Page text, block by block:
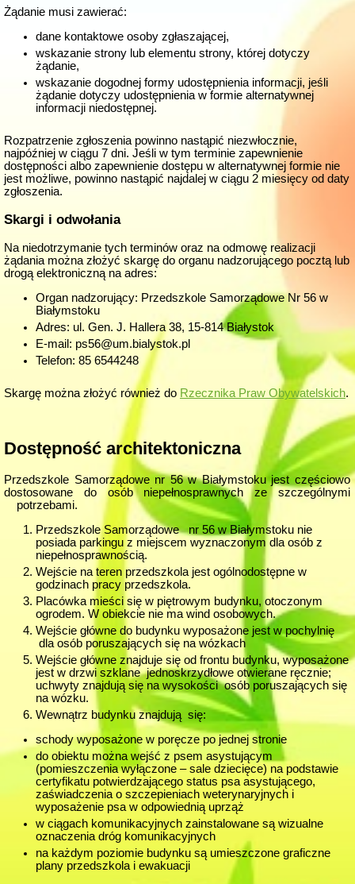
Żądanie musi zawierać:
dane kontaktowe osoby zgłaszającej,
wskazanie strony lub elementu strony, której dotyczy
żądanie,
wskazanie dogodnej formy udostępnienia informacji, jeśli
żądanie dotyczy udostępnienia w formie alternatywnej
informacji niedostępnej.
Rozpatrzenie zgłoszenia powinno nastąpić niezwłocznie,
najpóźniej w ciągu 7 dni. Jeśli w tym terminie zapewnienie
dostępności albo zapewnienie dostępu w alternatywnej formie nie
jest możliwe, powinno nastąpić najdalej w ciągu 2 miesięcy od daty
zgłoszenia.
Skargi i odwołania
Na niedotrzymanie tych terminów oraz na odmowę realizacji
żądania można złożyć skargę do organu nadzorującego pocztą lub
drogą elektroniczną na adres:
Organ nadzorujący: Przedszkole Samorządowe Nr 56 w
Białymstoku
Adres: ul. Gen. J. Hallera 38, 15-814 Białystok
E-mail: ps56@um.bialystok.pl
Telefon: 85 6544248
Skargę można złożyć również do Rzecznika Praw Obywatelskich.
Dostępność architektoniczna
Przedszkole Samorządowe nr 56 w Białymstoku jest częściowo
dostosowane do osób niepełnosprawnych ze szczególnymi
potrzebami.
Przedszkole Samorządowe nr 56 w Białymstoku nie
posiada parkingu z miejscem wyznaczonym dla osób z
niepełnosprawnością.
Wejście na teren przedszkola jest ogólnodostępne w
godzinach pracy przedszkola.
Placówka mieści się w piętrowym budynku, otoczonym
ogrodem. W obiekcie nie ma wind osobowych.
Wejście główne do budynku wyposażone jest w pochylnię
dla osób poruszających się na wózkach
Wejście główne znajduje się od frontu budynku, wyposażone
jest w drzwi szklane jednoskrzydłowe otwierane ręcznie;
uchwyty znajdują się na wysokości osób poruszających się
na wózku.
Wewnątrz budynku znajdują się:
schody wyposażone w poręcze po jednej stronie
do obiektu można wejść z psem asystującym
(pomieszczenia wyłączone – sale dziecięce) na podstawie
certyfikatu potwierdzającego status psa asystującego,
zaświadczenia o szczepieniach weterynaryjnych i
wyposażenie psa w odpowiednią uprząż
w ciągach komunikacyjnych zainstalowane są wizualne
oznaczenia dróg komunikacyjnych
na każdym poziomie budynku są umieszczone graficzne
plany przedszkola i ewakuacji